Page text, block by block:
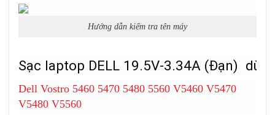
Hướng dẫn kiếm tra tên máy
Sạc laptop DELL 19.5V-3.34A (Đạn)
Dell Vostro 5460 5470 5480 5560 V5460 V5470
V5480 V5560